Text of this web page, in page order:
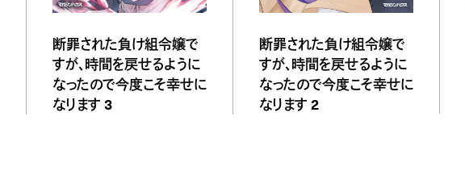
断罪された負け組令嬢で
すが、時間を戻せるように
なったので今度こそ幸せに
なります 3
断罪された負け組令嬢で
すが、時間を戻せるように
なったので今度こそ幸せに
なります 2